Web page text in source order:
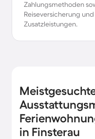
Zahlungsmethoden
Reiseversicherung
Zusatzleistungen.
in Finsterau